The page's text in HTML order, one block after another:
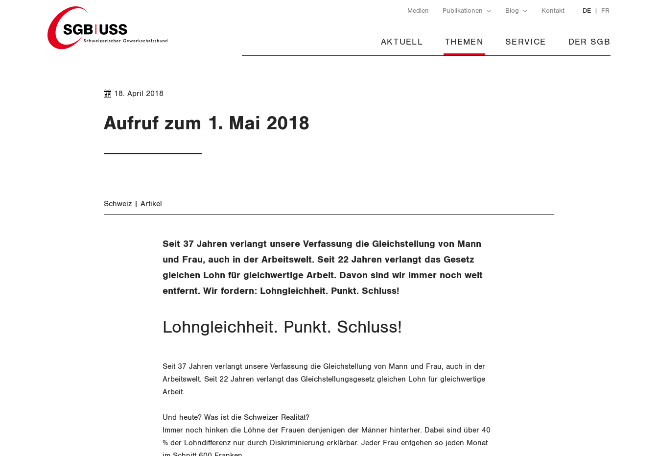
Home Medien Publikationen Blog Kontakt DE FR
AKTUELL THEMEN SERVICE DER SGB
18. April 2018
Aufruf zum 1. Mai 2018
Schweiz Artikel
Seit 37 Jahren verlangt unsere Verfassung die Gleichstellung von Mann
und Frau, auch in der Arbeitswelt. Seit 22 Jahren verlangt das Gesetz
gleichen Lohn für gleichwertige Arbeit. Davon sind wir immer noch weit
entfernt. Wir fordern: Lohngleichheit. Punkt. Schluss!
Lohngleichheit. Punkt. Schluss!
Seit 37 Jahren verlangt unsere Verfassung die Gleichstellung von Mann und Frau, auch in der
Arbeitswelt. Seit 22 Jahren verlangt das Gleichstellungsgesetz gleichen Lohn für gleichwertige
Arbeit.
Und heute? Was ist die Schweizer Realität?
Immer noch hinken die Löhne der Frauen denjenigen der Männer hinterher. Dabei sind über 40
% der Lohndifferenz nur durch Diskriminierung erklärbar. Jeder Frau entgehen so jeden Monat